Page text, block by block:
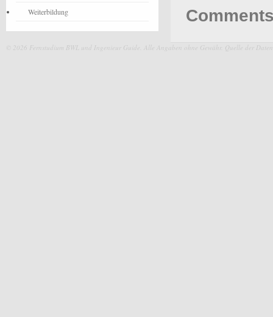
Weiterbildung
© 2026 Fernstudium BWL und Ingenieur Guide. Alle Angaben ohne Gewähr. Quelle der